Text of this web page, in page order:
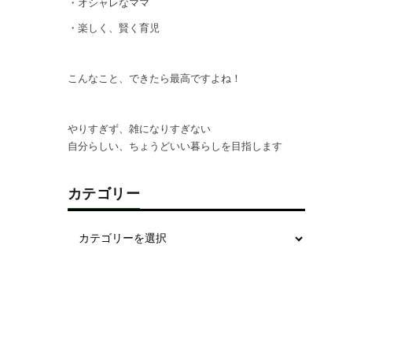
・オシャレなママ
・楽しく、賢く育児
こんなこと、できたら最高ですよね！
やりすぎず、雑になりすぎない
自分らしい、ちょうどいい暮らしを目指します
カテゴリー